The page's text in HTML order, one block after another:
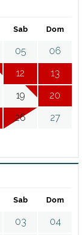
Sab Dom
05
06
12
13
19
20
26
27
Sab Dom
03
04